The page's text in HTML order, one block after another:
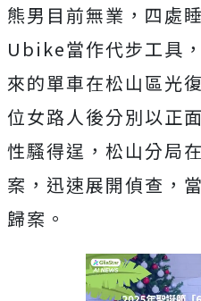
熊男目前無業，四處
Ubike當作代步工具
來的單車在松山區光
位女路人後分別以正
性騷得逞，松山分局
案，迅速展開偵查，
歸案。